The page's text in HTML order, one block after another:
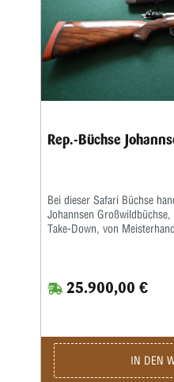
Rep.-Büchse
Bei dieser Safari Büchse
Johannsen
Take-Down, von
Sicherung:
Länge: 26“ (.375 H&H
Johannsen in Gold auf
Finish: Hochglanz Länge
Riemenbügel: Eingelassen
25.900,00 €
IN DEN